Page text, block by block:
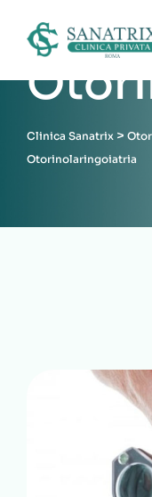
Clinica Sanatrix >
Otorinolaringoiatria